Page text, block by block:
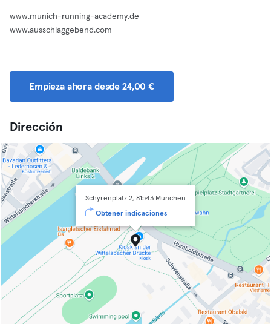
www.munich-running-academy.de
www.ausschlaggebend.com
Empieza ahora desde 24,00 €
Dirección
Schyrenplatz 2, 81543 München
Obtener indicaciones